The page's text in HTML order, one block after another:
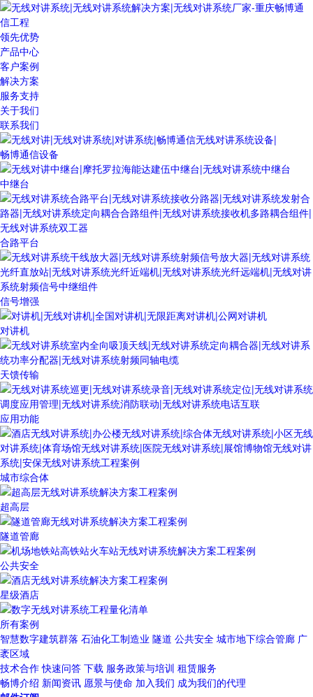
领先优势
产品中心
客户案例
解决方案
服务支持
关于我们
联系我们
畅博通信设备
中继台
合路平台
信号增强
对讲机
天馈传输
应用功能
城市综合体
超高层
隧道管廊
公共安全
星级酒店
所有案例
智慧数字建筑群落 石油化工制造业 隧道 公共安全 城市地下综合管廊 广
袤区域
技术合作 快速问答 下载 服务政策与培训 租赁服务
畅博介绍 新闻资讯 愿景与使命 加入我们 成为我们的代理